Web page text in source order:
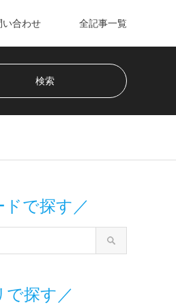
い合わせ 全記事一覧
ドで探す／
で探す／